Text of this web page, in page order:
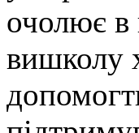
очолює в
вишколу